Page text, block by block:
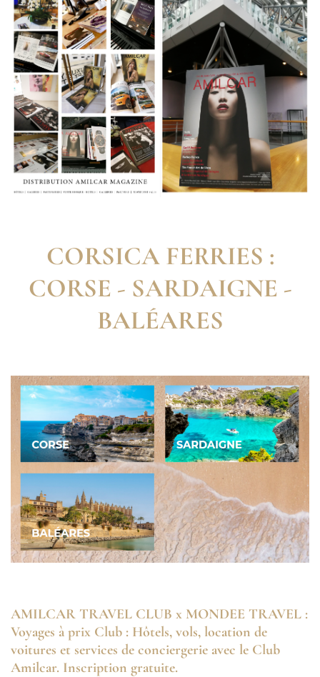
CORSICA FERRIES :
CORSE - SARDAIGNE -
BALÉARES
AMILCAR TRAVEL CLUB x MONDEE TRAVEL :
Voyages à prix Club : Hôtels, vols, location de
voitures et services de conciergerie avec le Club
Amilcar. Inscription gratuite.